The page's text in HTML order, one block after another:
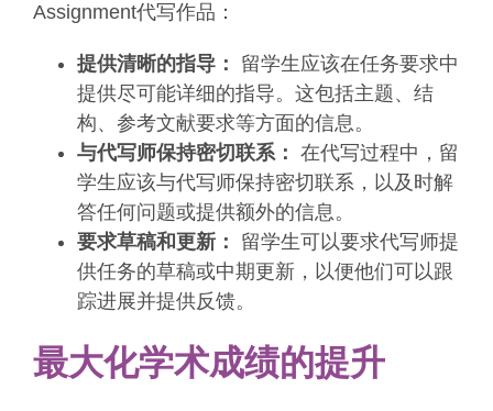
Assignment代写作品：
提供清晰的指导：
留学生应该在任务要求中
提供尽可能详细的指导。这包括主题、结
构、参考文献要求等方面的信息。
与代写师保持密切联系： 在代写过程中，留
学生应该与代写师保持密切联系，以及时解
答任何问题或提供额外的信息。
要求草稿和更新：
留学生可以要求代写师提
供任务的草稿或中期更新，以便他们可以跟
踪进展并提供反馈。
最大化学术成绩的提升